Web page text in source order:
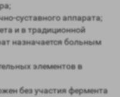
суставного аппарата;
и в традиционной
назначается больным
элементов в
без участия фермента